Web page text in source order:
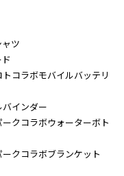
ツ
ラボモバイルバッテリ
インダー
コラボウォーターボト
コラボブランケット